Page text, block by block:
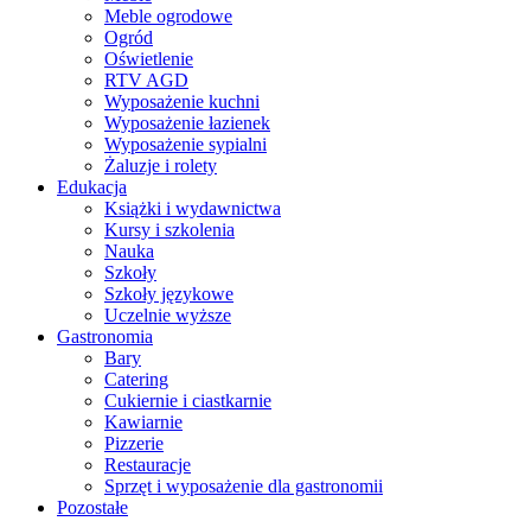
Meble ogrodowe
Ogród
Oświetlenie
RTV AGD
Wyposażenie kuchni
Wyposażenie łazienek
Wyposażenie sypialni
Żaluzje i rolety
Edukacja
Książki i wydawnictwa
Kursy i szkolenia
Nauka
Szkoły
Szkoły językowe
Uczelnie wyższe
Gastronomia
Bary
Catering
Cukiernie i ciastkarnie
Kawiarnie
Pizzerie
Restauracje
Sprzęt i wyposażenie dla gastronomii
Pozostałe